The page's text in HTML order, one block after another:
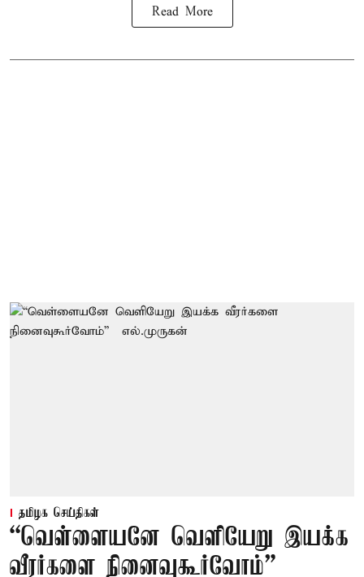
Read More
தமிழக செய்திகள்
“வெள்ளையனே வெளியேறு இயக்க
வீரர்களை நினைவுகூர்வோம்” –